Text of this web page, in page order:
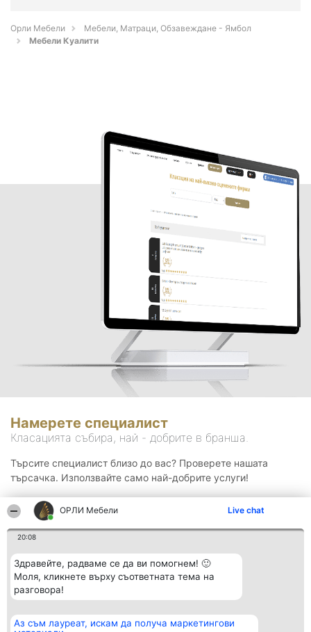
ОРЛИ Мебели Live chat
20:08
Здравейте, радваме се да ви помогнем! 🙂
Моля, кликнете върху съответната тема на
разговора!
Аз съм лауреат, искам да получа маркетингови
Орли Мебели
Мебели, Матраци, Обзавеждане - Ямбол
Мебели Куалити
Намерете специалист
Класацията събира, най - добрите в бранша.
Търсите специалист близо до вас? Проверете нашата
търсачка. Използвайте само най-добрите услуги!
Организатор на
Класация Контакти